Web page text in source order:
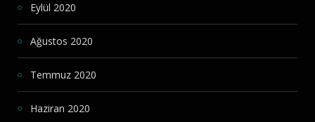
Eylül 2020
Ağustos 2020
Temmuz 2020
Haziran 2020